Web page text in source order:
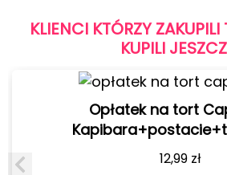
KLIENCI KTÓRZY
KUPILI
Opłatek na tort
12,99 zł